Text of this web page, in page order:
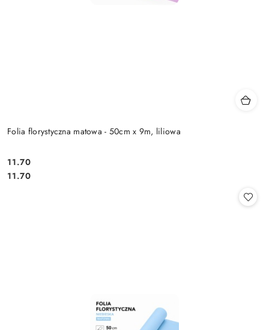
Folia florystyczna matowa - 50cm x 9m, liliowa
Cena:
11.70
Cena:
11.70